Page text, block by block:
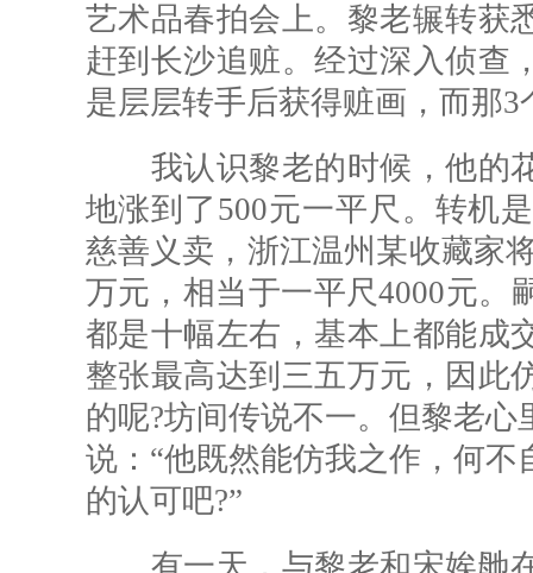
艺术品春拍会上。黎老辗转获
赶到长沙追赃。经过深入侦查
是层层转手后获得赃画，而那
我认识黎老的时候，他的
地涨到了500元一平尺。转机
慈善义卖，浙江温州某收藏家
万元，相当于一平尺4000元。
都是十幅左右，基本上都能成
整张最高达到三五万元，因此
的呢?坊间传说不一。但黎老
说：“他既然能仿我之作，何
的认可吧?”
有一天，与黎老和宋娭毑